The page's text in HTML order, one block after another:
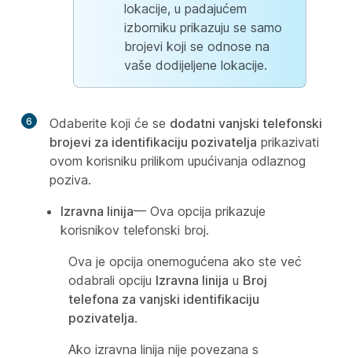
lokacije, u padajućem
izborniku prikazuju se samo
brojevi koji se odnose na
vaše dodijeljene lokacije.
6 Odaberite koji će se dodatni vanjski telefonski
brojevi za identifikaciju pozivatelja prikazivati
ovom korisniku prilikom upućivanja odlaznog
poziva.
Izravna linija— Ova opcija prikazuje
korisnikov telefonski broj.
Ova je opcija onemogućena ako ste već
odabrali opciju Izravna linija u Broj
telefona za vanjski identifikaciju
pozivatelja.
Ako izravna linija nije povezana s